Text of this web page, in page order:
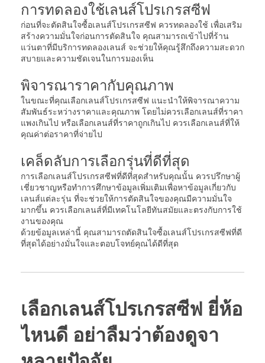
การทดลองใช้เลนส์โปรเกรสซีฟ
ก่อนที่จะตัดสินใจซื้อเลนส์โปรเกรสซีฟ ควรทดลองใช้ เพื่อเสริม
สร้างความมั่นใจก่อนการตัดสินใจ คุณสามารถเข้าไปที่ร้าน
แว่นตาที่มีบริการทดลองเลนส์ จะช่วยให้คุณรู้สึกถึงความสะดวก
สบายและความชัดเจนในการมองเห็น
พิจารณาราคากับคุณภาพ
ในขณะที่คุณเลือกเลนส์โปรเกรสซีฟ แนะนำให้พิจารณาความ
สัมพันธ์ระหว่างราคาและคุณภาพ โดยไม่ควรเลือกเลนส์ที่ราคา
แพงเกินไป หรือเลือกเลนส์ที่ราคาถูกเกินไป ควรเลือกเลนส์ที่ให้
คุณค่าต่อราคาที่จ่ายไป
เคล็ดลับการเลือกรุ่นที่ดีที่สุด
การเลือกเลนส์โปรเกรสซีฟที่ดีที่สุดสำหรับคุณนั้น ควรปรึกษาผู้
เชี่ยวชาญหรือทำการศึกษาข้อมูลเพิ่มเติมเพื่อหาข้อมูลเกี่ยวกับ
เลนส์แต่ละรุ่น ที่จะช่วยให้การตัดสินใจของคุณมีความมั่นใจ
มากขึ้น ควรเลือกเลนส์ที่มีเทคโนโลยีทันสมัยและตรงกับการใช้
งานของคุณ
ด้วยข้อมูลเหล่านี้ คุณสามารถตัดสินใจซื้อเลนส์โปรเกรสซีฟที่ดี
ที่สุดได้อย่างมั่นใจและตอบโจทย์คุณได้ดีที่สุด
เลือกเลนส์โปรเกรสซีฟ ยี่ห้อ
ไหนดี อย่าลืมว่าต้องดูจา